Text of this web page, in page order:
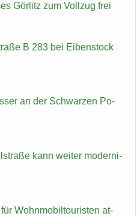
Gör­litz zum Voll­zug frei
B 283 bei Ei­ben­stock
an der Schwar­zen Po­
kann wei­ter mo­der­ni­
Wohn­mo­bil­tou­ris­ten at­